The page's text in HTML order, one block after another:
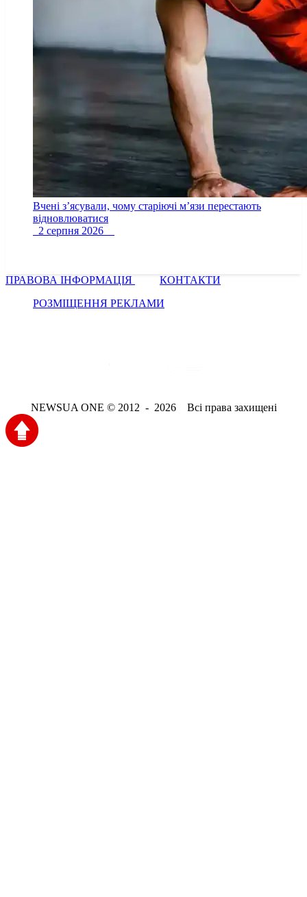
Вчені з’ясували, чому старіючі м’язи перестають
відновлюватися
2 серпня 2026
ПРАВОВА ІНФОРМАЦІЯ
КОНТАКТИ
РОЗМІЩЕННЯ РЕКЛАМИ
NEWSUA ONE © 2012 - 2026 Всі права захищені